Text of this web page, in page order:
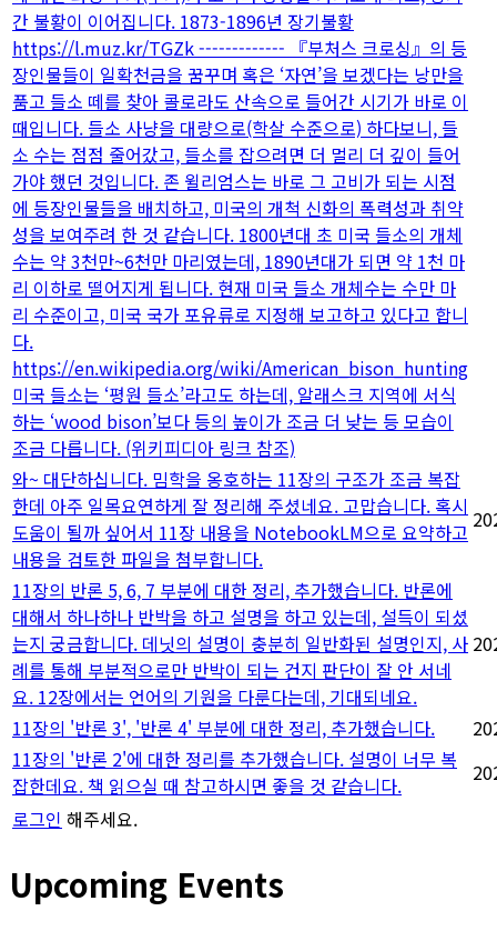
간 불황이 이어집니다. 1873-1896년 장기불황
https://l.muz.kr/TGZk ------------- 『부처스 크로싱』의 등
장인물들이 일확천금을 꿈꾸며 혹은 ‘자연’을 보겠다는 낭만을
품고 들소 떼를 찾아 콜로라도 산속으로 들어간 시기가 바로 이
때입니다. 들소 사냥을 대량으로(학살 수준으로) 하다보니, 들
소 수는 점점 줄어갔고, 들소를 잡으려면 더 멀리 더 깊이 들어
가야 했던 것입니다. 존 윌리엄스는 바로 그 고비가 되는 시점
에 등장인물들을 배치하고, 미국의 개척 신화의 폭력성과 취약
성을 보여주려 한 것 같습니다. 1800년대 초 미국 들소의 개체
수는 약 3천만~6천만 마리였는데, 1890년대가 되면 약 1천 마
리 이하로 떨어지게 됩니다. 현재 미국 들소 개체수는 수만 마
리 수준이고, 미국 국가 포유류로 지정해 보고하고 있다고 합니
다.
https://en.wikipedia.org/wiki/American_bison_hunting
미국 들소는 ‘평원 들소’라고도 하는데, 알래스크 지역에 서식
하는 ‘wood bison’보다 등의 높이가 조금 더 낮는 등 모습이
조금 다릅니다. (위키피디아 링크 참조)
와~ 대단하십니다. 밈학을 옹호하는 11장의 구조가 조금 복잡
한데 아주 일목요연하게 잘 정리해 주셨네요. 고맙습니다. 혹시
도움이 될까 싶어서 11장 내용을 NotebookLM으로 요약하고
내용을 검토한 파일을 첨부합니다.
11장의 반론 5, 6, 7 부분에 대한 정리, 추가했습니다. 반론에
대해서 하나하나 반박을 하고 설명을 하고 있는데, 설득이 되셨
는지 궁금합니다. 데닛의 설명이 충분히 일반화된 설명인지, 사
례를 통해 부분적으로만 반박이 되는 건지 판단이 잘 안 서네
요. 12장에서는 언어의 기원을 다룬다는데, 기대되네요.
11장의 '반론 3', '반론 4' 부분에 대한 정리, 추가했습니다.
11장의 '반론 2'에 대한 정리를 추가했습니다. 설명이 너무 복
잡한데요. 책 읽으실 때 참고하시면 좋을 것 같습니다.
로그인 해주세요.
Upcoming Events